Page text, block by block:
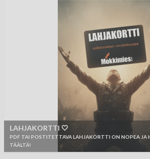
LAHJAKORTTI 🤍
PDF TAI POSTITETTAVA LAHJAKORTTI ON NOPEA JA
TÄÄLTÄ!